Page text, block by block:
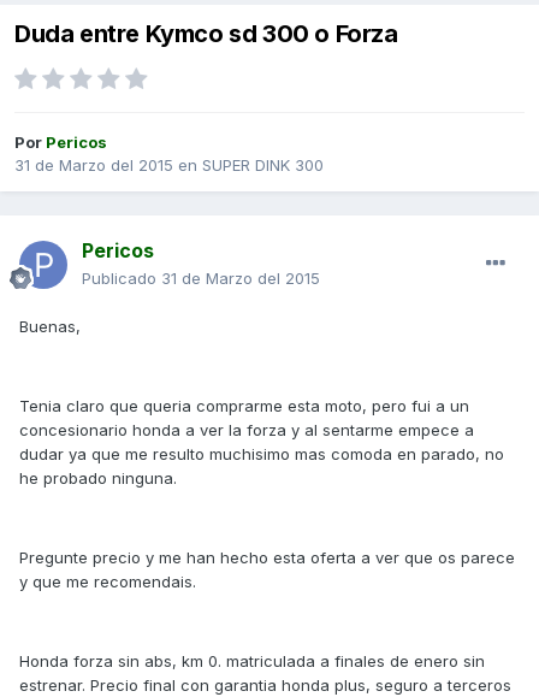
Duda entre Kymco sd 300 o Forza
Por Pericos
31 de Marzo del 2015 en SUPER DINK 300
Pericos
Publicado 31 de Marzo del 2015
Buenas,
Tenia claro que queria comprarme esta moto, pero fui a un
concesionario honda a ver la forza y al sentarme empece a
dudar ya que me resulto muchisimo mas comoda en parado, no
he probado ninguna.
Pregunte precio y me han hecho esta oferta a ver que os parece
y que me recomendais.
Honda forza sin abs, km 0. matriculada a finales de enero sin
estrenar. Precio final con garantia honda plus, seguro a terceros